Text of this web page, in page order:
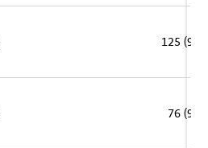
125 (93)
76 (90)